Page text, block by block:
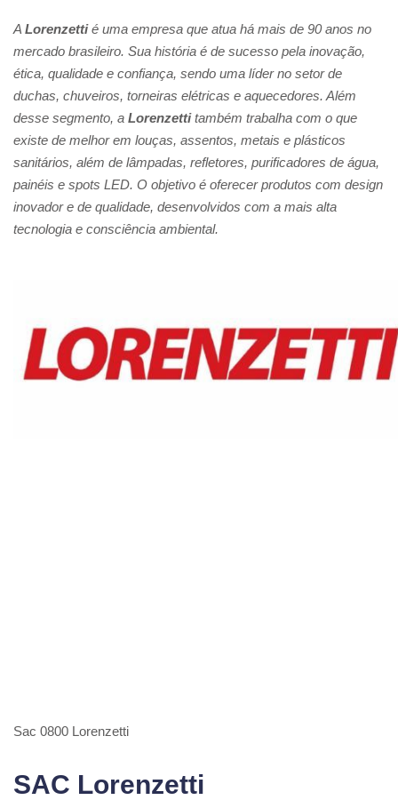
A Lorenzettié uma empresa que atua há mais de 90 anos no
mercado brasileiro. Sua história é de sucesso pela inovação,
ética, qualidade e confiança, sendo uma líder no setor de
duchas, chuveiros, torneiras elétricas e aquecedores. Além
desse segmento, a Lorenzettitambém trabalha com o que
existe de melhor em louças, assentos, metais e plásticos
sanitários, além de lâmpadas, refletores, purificadores de água,
painéis e spots LED. O objetivo é oferecer produtos com design
inovador e de qualidade, desenvolvidos com a mais alta
tecnologia e consciência ambiental.
Sac 0800 Lorenzetti
SAC Lorenzetti